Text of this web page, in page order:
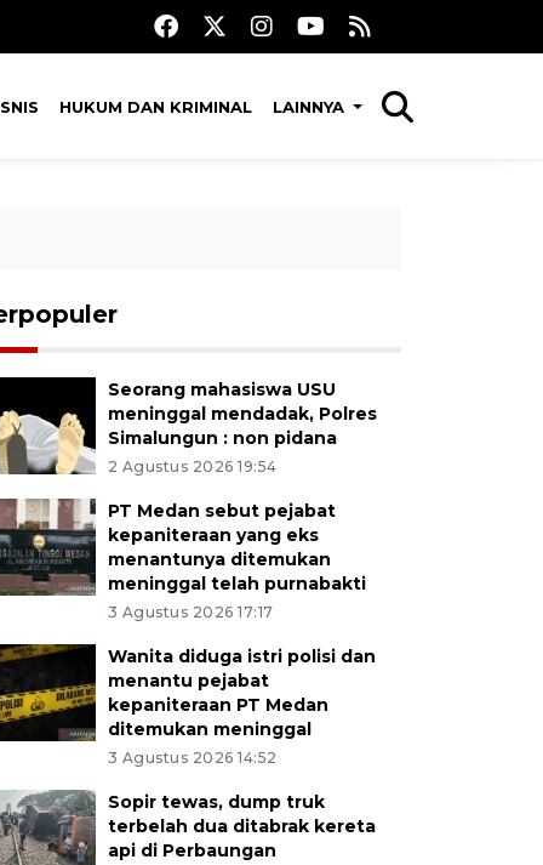
HUKUM DAN KRIMINAL LAINNYA
Seorang mahasiswa USU
meninggal mendadak, Polres
Simalungun : non pidana
2 Agustus 2026 19:54
PT Medan sebut pejabat
kepaniteraan yang eks
menantunya ditemukan
meninggal telah purnabakti
3 Agustus 2026 17:17
Wanita diduga istri polisi dan
menantu pejabat
kepaniteraan PT Medan
ditemukan meninggal
3 Agustus 2026 14:52
Sopir tewas, dump truk
terbelah dua ditabrak kereta
api di Perbaungan